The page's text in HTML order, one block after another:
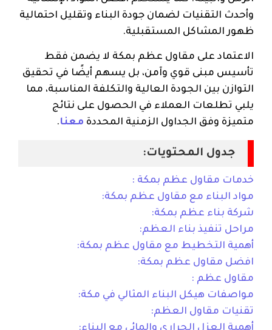
وأحدث التقنيات لضمان جودة البناء وتقليل احتمالية
ظهور المشاكل المستقبلية.
الاعتماد على مقاول عظم بمكة لا يضمن فقط
تأسيس مبنى قوي وآمن، بل يسهم أيضًا في تحقيق
التوازن بين الجودة العالية والتكلفة المناسبة، مما
يلبي تطلعات العملاء في الحصول على نتائج
متميزة وفق الجداول الزمنية المحددة معنا.
جدول المحتويات:
خدمات مقاول عظم بمكة :
مواد البناء مع مقاول عظم بمكة:
شركة بناء عظم بمكة:
مراحل تنفيذ بناء العظم:
أهمية التخطيط مع مقاول عظم بمكة:
افضل مقاول عظم بمكة:
مقاول عظم :
مواصفات هيكل البناء المثالي في مكة:
تقنيات مقاول العظم: